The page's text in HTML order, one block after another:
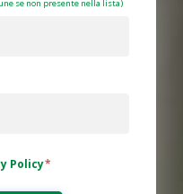
se non presente nella lista)
Policy